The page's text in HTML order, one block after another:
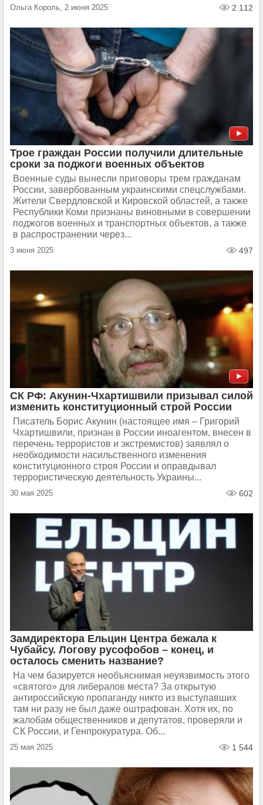
Ольга Король, 2 июня 2025 2 112
Трое граждан России получили длительные
сроки за поджоги военных объектов
Военные суды вынесли приговоры трем гражданам
России, завербованным украинскими спецслужбами.
Жители Свердловской и Кировской областей, а также
Республики Коми признаны виновными в совершении
поджогов военных и транспортных объектов, а также
в распространении через...
3 июня 2025 497
СК РФ: Акунин-Чхартишвили призывал силой
изменить конституционный строй России
Писатель Борис Акунин (настоящее имя – Григорий
Чхартишвили, признан в России иноагентом, внесен в
перечень террористов и экстремистов) заявлял о
необходимости насильственного изменения
конституционного строя России и оправдывал
террористическую деятельность Украины...
30 мая 2025 602
Замдиректора Ельцин Центра бежала к
Чубайсу. Логову русофобов – конец, и
осталось сменить название?
На чем базируется необъяснимая неуязвимость этого
«святого» для либералов места? За открытую
антироссийскую пропаганду никто из выступавших
там ни разу не был даже оштрафован. Хотя их, по
жалобам общественников и депутатов, проверяли и
СК России, и Генпрокуратура. Об...
25 мая 2025 1 544